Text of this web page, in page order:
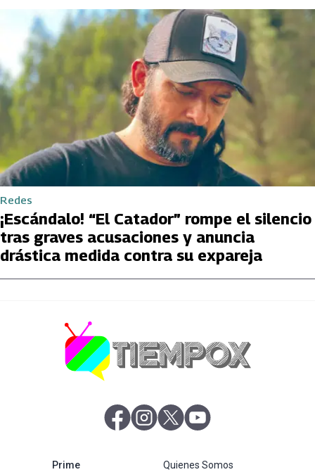
Redes
¡Escándalo! “El Catador” rompe el silencio
tras graves acusaciones y anuncia
drástica medida contra su expareja
abre en nueva pestaña
abre en nueva pestaña
abre en nueva pestaña
Primeabre en nueva pestañaQuienes Somos